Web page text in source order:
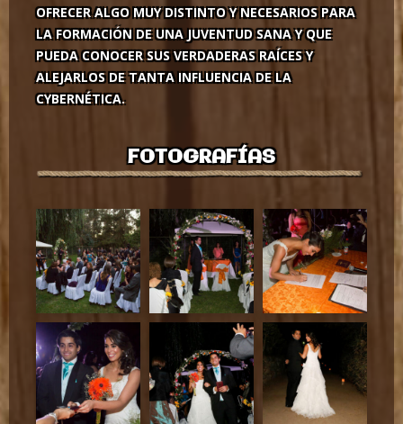
OFRECER ALGO MUY DISTINTO Y NECESARIOS PARA
LA FORMACIÓN DE UNA JUVENTUD SANA Y QUE
PUEDA CONOCER SUS VERDADERAS RAÍCES Y
ALEJARLOS DE TANTA INFLUENCIA DE LA
CYBERNÉTICA.
FOTOGRAFÍAS